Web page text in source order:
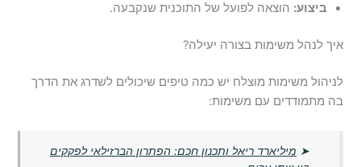
ביצוע: הוצאה לפועל של התוכנית שנקבעה.
איך לנהל משימות בצורה יעילה?
לניהול משימות מוצלח יש כמה טיפים שיכולים לשדרג את הדרך
בה מתמודדים עם משימות:
➤ מיליארד ריאל ותכנון חכם: הפתרון הברזילאי לפקקים